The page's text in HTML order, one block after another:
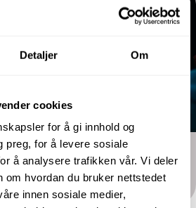
Detaljer Om
cookies
for å gi innhold og
preg, for å levere sosiale
å analysere trafikken vår. Vi deler
om hvordan du bruker nettstedet
innen sosiale medier,
sikkerhet